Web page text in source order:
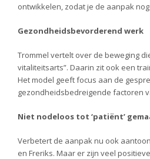
ontwikkelen, zodat je de aanpak
Gezondheidsbevorderend werk
Trommel vertelt over de beweging
vitaliteitsarts”. Daarin zit ook een
Het model geeft focus aan de
gezondheidsbedreigende factoren
Niet nodeloos tot ‘patiënt’
Verbetert de aanpak nu ook
en Freriks. Maar er zijn veel